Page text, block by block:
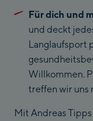
Für dich und
und deckt
Langlaufsport
Willkommen.
treffen wir uns
Mit Andreas